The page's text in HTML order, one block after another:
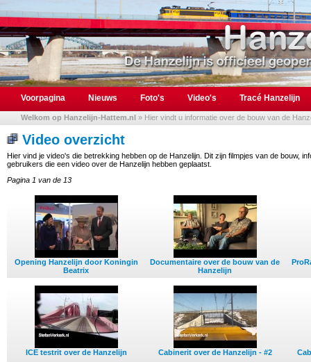
Voorpagina Nieuws Foto's Video's Tracé Hanzelijn
Welkom op Hanzelijn-Hattem.nl » Hier vindt u informatie over de bouw van de
Video overzicht
Hier vind je video's die betrekking hebben op de Hanzelijn. Dit zijn filmpjes van de bouw,
gebruikers die een video over de Hanzelijn hebben geplaatst.
Pagina 1 van de 13
Opening Hanzelijn door Koningin
Beatrix
Documentaire over de bouw van de
Hanzelijn
ICE testrit over de Hanzelijn Cabinerit over de Hanzelijn - #2